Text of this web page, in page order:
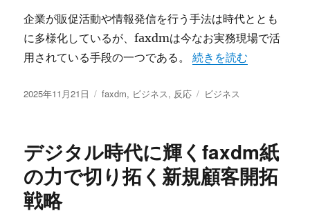
企業が販促活動や情報発信を行う手法は時代ととも
に多様化しているが、faxdmは今なお実務現場で活
用されている手段の一つである。“即効性とダイレクト
続きを読む
投
2025年11月21日
カ
ー
faxdm, ビジネス, 反応
タ
ビジネス
デジタル時代に輝くfaxdm紙
の力で切り拓く新規顧客開拓
戦略